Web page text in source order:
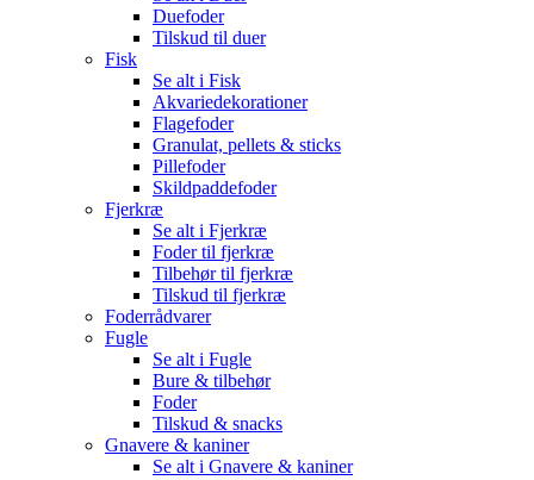
Duefoder
Tilskud til duer
Fisk
Se alt i Fisk
Akvariedekorationer
Flagefoder
Granulat, pellets & sticks
Pillefoder
Skildpaddefoder
Fjerkræ
Se alt i Fjerkræ
Foder til fjerkræ
Tilbehør til fjerkræ
Tilskud til fjerkræ
Foderrådvarer
Fugle
Se alt i Fugle
Bure & tilbehør
Foder
Tilskud & snacks
Gnavere & kaniner
Se alt i Gnavere & kaniner